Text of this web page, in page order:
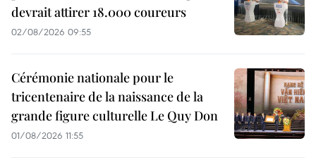
devrait attirer 18.000 coureurs
02/08/2026 09:55
Cérémonie nationale pour le
tricentenaire de la naissance de la
grande figure culturelle Le Quy Don
01/08/2026 11:55